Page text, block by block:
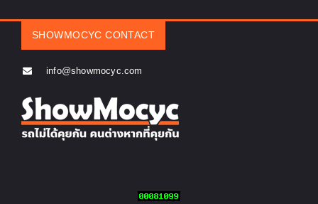
SHOWMOCYC CONTACT
info@showmocyc.com